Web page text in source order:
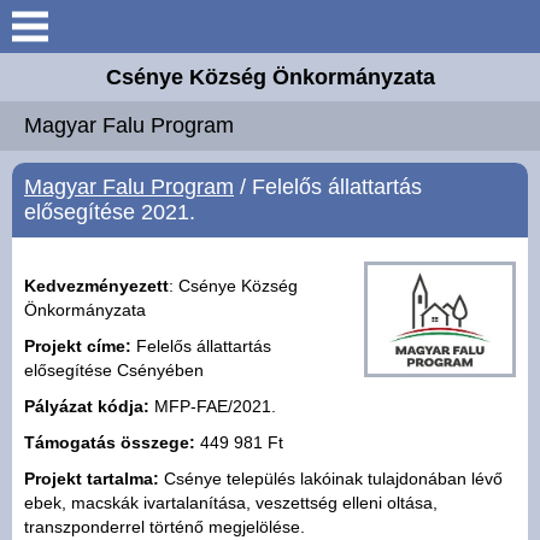
Keresés
Elérhetőségek
Önkormányzat
Közös Hivatal
Intézmények
Széchenyi 2020 Európai
Uniós támogatás
Magyar Falu Program
Csénye Község Önkormányzata
Magyar Falu Program
Magyar Falu Program / Felelős állattartás
elősegítése 2021.
Kedvezményezett: Csénye Község
Önkormányzata
Projekt címe: Felelős állattartás
elősegítése Csényében
Pályázat kódja: MFP-FAE/2021.
Támogatás összege: 449 981 Ft
Projekt tartalma: Csénye település lakóinak tulajdonában lévő
ebek, macskák ivartalanítása, veszettség elleni oltása,
transzponderrel történő megjelölése.